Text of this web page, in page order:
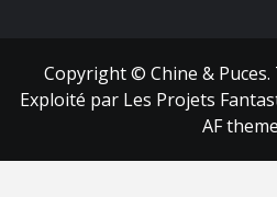
Copyright © Chine &
Exploité par Les Projets
AF